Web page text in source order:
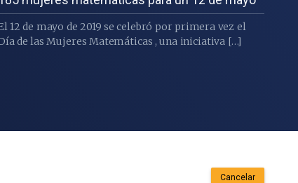
12 de mayo de 2019 se celebró por primera vez el
de las Mujeres Matemáticas , una iniciativa […]
Cancelar